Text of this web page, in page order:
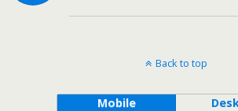
Back to top
Mobile